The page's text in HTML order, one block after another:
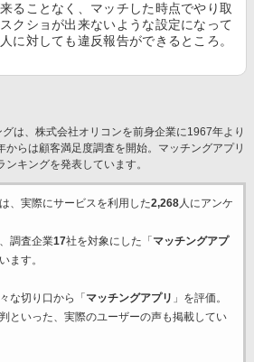
ることなく、マッチした時点でやり取
クショが出来ないような設定になって
に対しても違反報告ができるところ。
は、株式会社オリコンを前身企業に1967年より
からは顧客満足度調査を開始。マッチングアプリ
キングを発表しています。
、実際にサービスを利用した2,268人にアンケ
調査企業17社を対象にした「 マッチングアプ
ます。
な切り口から「 マッチングアプリ 」を評価。
といった、実際のユーザーの声も掲載してい